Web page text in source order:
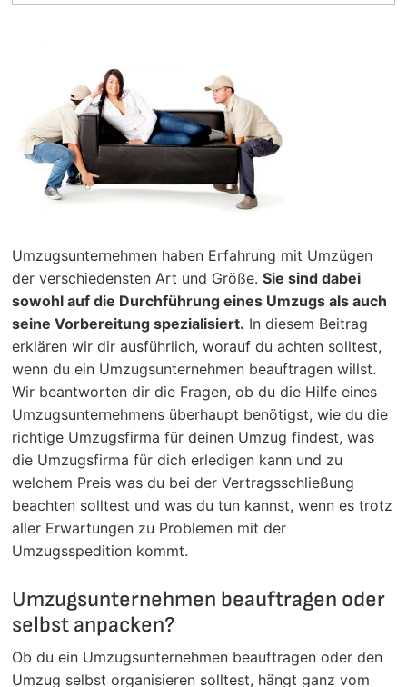
Umzugsunternehmen haben Erfahrung mit Umzügen
der verschiedensten Art und Größe. Sie sind dabei
sowohl auf die Durchführung eines Umzugs als auch
seine Vorbereitung spezialisiert. In diesem Beitrag
erklären wir dir ausführlich, worauf du achten solltest,
wenn du ein Umzugsunternehmen beauftragen willst.
Wir beantworten dir die Fragen, ob du die Hilfe eines
Umzugsunternehmens überhaupt benötigst, wie du die
richtige Umzugsfirma für deinen Umzug findest, was
die Umzugsfirma für dich erledigen kann und zu
welchem Preis was du bei der Vertragsschließung
beachten solltest und was du tun kannst, wenn es trotz
aller Erwartungen zu Problemen mit der
Umzugsspedition kommt.
Umzugsunternehmen beauftragen oder
selbst anpacken?
Ob du ein Umzugsunternehmen beauftragen oder den
Umzug selbst organisieren solltest, hängt ganz vom